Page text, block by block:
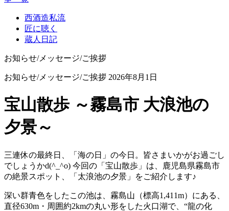
西酒造私流
匠に聴く
蔵人日記
お知らせ/メッセージ/ご挨拶
お知らせ/メッセージ/ご挨拶 2026年8月1日
宝山散歩 ～霧島市 大浪池の
夕景～
三連休の最終日、「海の日」の今日。皆さまいかがお過ごし
でしょうかd(^_^o) 今回の「宝山散歩」は、鹿児島県霧島市
の絶景スポット、「太浪池の夕景」をご紹介します♪
深い群青色をしたこの池は、霧島山（標高1,411m）にある、
直径630m・周囲約2kmの丸い形をした火口湖で、“龍の化